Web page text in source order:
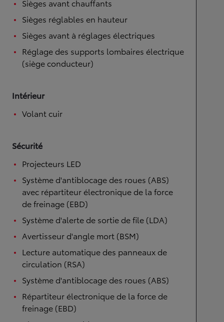
Sièges avant chauffants
Sièges réglables en hauteur
Sièges avant à réglages électriques
Réglage des supports lombaires électrique
(siège conducteur)
Intérieur
Volant cuir
Sécurité
Projecteurs LED
Système d'antiblocage des roues (ABS)
avec répartiteur électronique de la force
de freinage (EBD)
Système d'alerte de sortie de file (LDA)
Avertisseur d'angle mort (BSM)
Lecture automatique des panneaux de
circulation (RSA)
Système d'antiblocage des roues (ABS)
Répartiteur électronique de la force de
freinage (EBD)